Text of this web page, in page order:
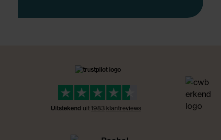
Uitstekend uit 1983 klantreviews